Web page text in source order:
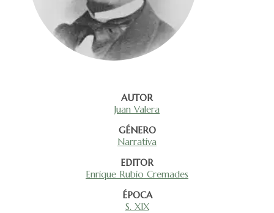
AUTOR
Juan Valera
GÉNERO
Narrativa
EDITOR
Enrique Rubio Cremades
ÉPOCA
S. XIX